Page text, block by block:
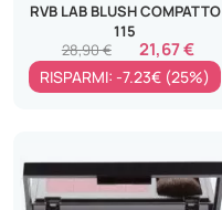
RVB LAB BLUSH COMPATTO
115
21,67 €
28,90 €
RISPARMI: -7.23€ (25%)